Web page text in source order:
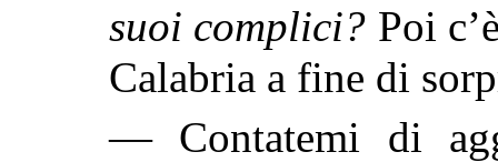
suoi complici? Poi
Calabria a fine di
— Contatemi di